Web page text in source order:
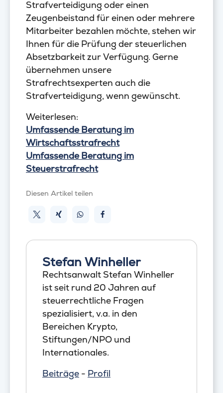
Strafverteidigung oder einen
Zeugenbeistand für einen oder mehrere
Mitarbeiter bezahlen möchte, stehen wir
Ihnen für die Prüfung der steuerlichen
Absetzbarkeit zur Verfügung. Gerne
übernehmen unsere
Strafrechtsexperten auch die
Strafverteidigung, wenn gewünscht.
Weiterlesen:
Umfassende Beratung im
Wirtschaftsstrafrecht
Umfassende Beratung im
Steuerstrafrecht
Diesen Artikel teilen
Stefan Winheller
Rechtsanwalt Stefan Winheller
ist seit rund 20 Jahren auf
steuerrechtliche Fragen
spezialisiert, v.a. in den
Bereichen Krypto,
Stiftungen/NPO und
Internationales.
Beiträge - Profil